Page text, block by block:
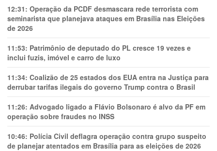
12:31: Operação da PCDF desmascara rede terrorista com
seminarista que planejava ataques em Brasília nas Eleições
de 2026
11:53: Patrimônio de deputado do PL cresce 19 vezes e
inclui fuzis, imóvel e carro de luxo
11:34: Coalizão de 25 estados dos EUA entra na Justiça para
derrubar tarifas ilegais do governo Trump contra o Brasil
11:26: Advogado ligado a Flávio Bolsonaro é alvo da PF em
operação sobre fraudes no INSS
10:46: Polícia Civil deflagra operação contra grupo suspeito
de planejar atentados em Brasília para as eleições de 2026